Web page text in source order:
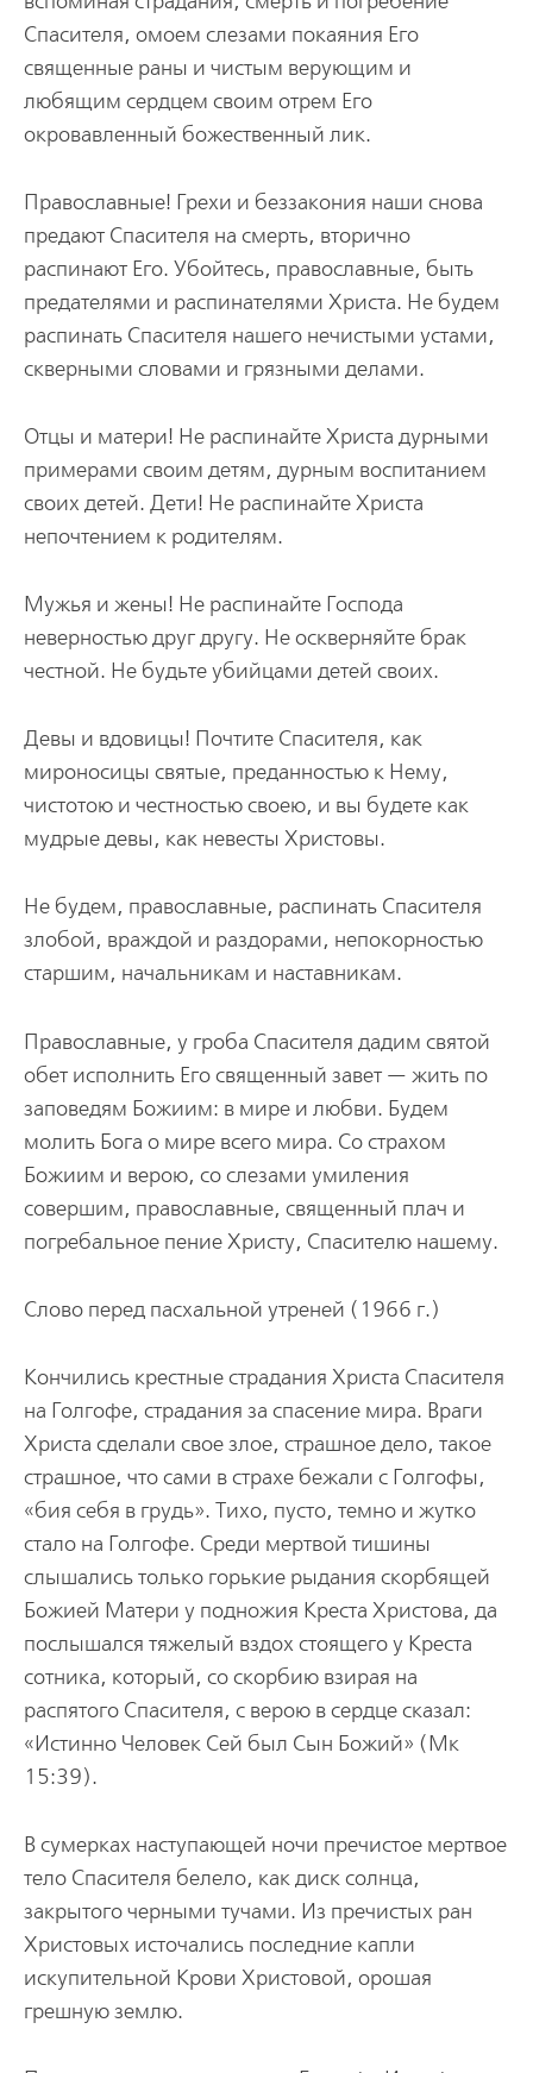
Спасителя, омоем слезами покаяния Его
священные раны и чистым верующим и
любящим сердцем своим отрем Его
окровавленный божественный лик.
Православные! Грехи и беззакония наши снова
предают Спасителя на смерть, вторично
распинают Его. Убойтесь, православные, быть
предателями и распинателями Христа. Не будем
распинать Спасителя нашего нечистыми устами,
скверными словами и грязными делами.
Отцы и матери! Не распинайте Христа дурными
примерами своим детям, дурным воспитанием
своих детей. Дети! Не распинайте Христа
непочтением к родителям.
Мужья и жены! Не распинайте Господа
неверностью друг другу. Не оскверняйте брак
честной. Не будьте убийцами детей своих.
Девы и вдовицы! Почтите Спасителя, как
мироносицы святые, преданностью к Нему,
чистотою и честностью своею, и вы будете как
мудрые девы, как невесты Христовы.
Не будем, православные, распинать Спасителя
злобой, враждой и раздорами, непокорностью
старшим, начальникам и наставникам.
Православные, у гроба Спасителя дадим святой
обет исполнить Его священный завет — жить по
заповедям Божиим: в мире и любви. Будем
молить Бога о мире всего мира. Со страхом
Божиим и верою, со слезами умиления
совершим, православные, священный плач и
погребальное пение Христу, Спасителю нашему.
Слово перед пасхальной утреней (1966 г.)
Кончились крестные страдания Христа Спасителя
на Голгофе, страдания за спасение мира. Враги
Христа сделали свое злое, страшное дело, такое
страшное, что сами в страхе бежали с Голгофы,
«бия себя в грудь». Тихо, пусто, темно и жутко
стало на Голгофе. Среди мертвой тишины
слышались только горькие рыдания скорбящей
Божией Матери у подножия Креста Христова, да
послышался тяжелый вздох стоящего у Креста
сотника, который, со скорбию взирая на
распятого Спасителя, с верою в сердце сказал:
«Истинно Человек Сей был Сын Божий» (Мк
15:39).
В сумерках наступающей ночи пречистое мертвое
тело Спасителя белело, как диск солнца,
закрытого черными тучами. Из пречистых ран
Христовых источались последние капли
искупительной Крови Христовой, орошая
грешную землю.